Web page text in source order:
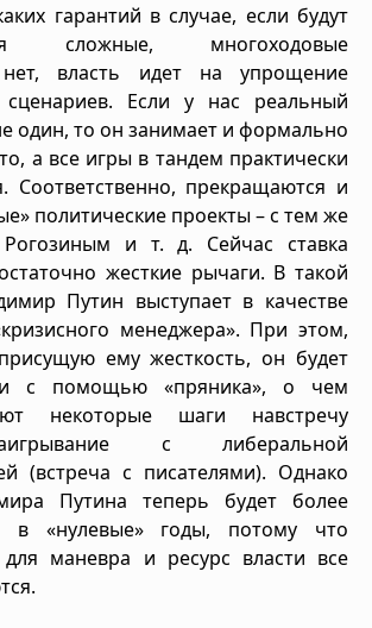
гарантий в случае, если будут
сложные, многоходовые
власть идет на упрощение
сценариев. Если у нас реальный
один, то он занимает и формально
а все игры в тандем практически
Соответственно, прекращаются и
политические проекты – с тем же
и т. д. Сейчас ставка
жесткие рычаги. В такой
Путин выступает в качестве
менеджера». При этом,
ему жесткость, он будет
и с помощью «пряника», о чем
некоторые шаги навстречу
с либеральной
(встреча с писателями). Однако
Путина теперь будет более
в «нулевые» годы, потому что
для маневра и ресурс власти все